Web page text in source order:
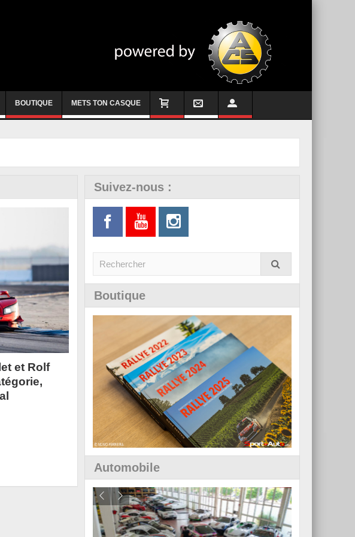
BOUTIQUE METS TON CASQUE
et Rolf
Suivez-nous :
Boutique
Automobile